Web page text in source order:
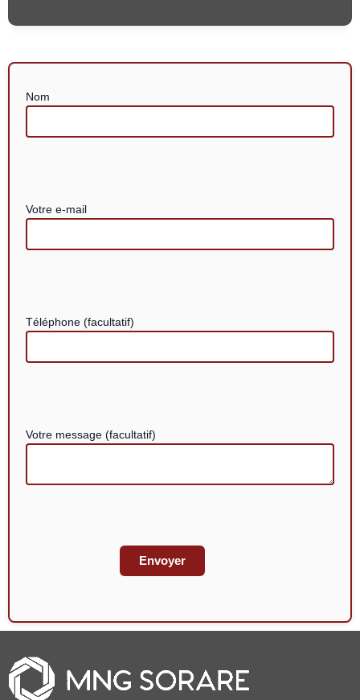
Nom
Votre e-mail
Téléphone (facultatif)
Votre message (facultatif)